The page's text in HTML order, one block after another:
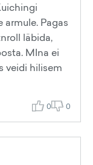
Pagas
läbida,
MIna ei
veidi hilisem
0 0